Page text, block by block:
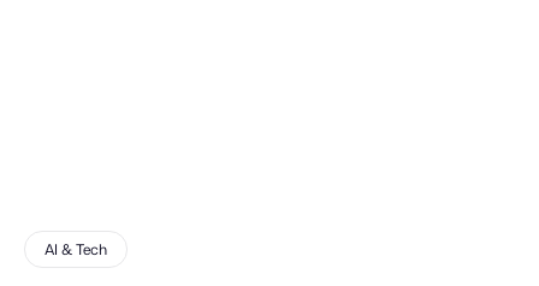
AI & Tech